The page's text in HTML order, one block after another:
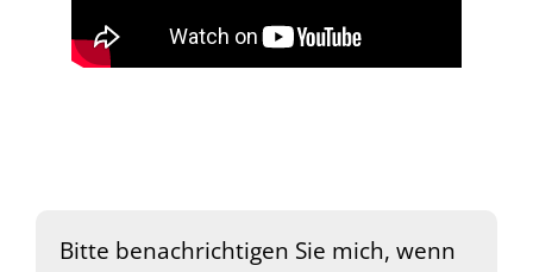
Bitte benachrichtigen Sie mich, wenn